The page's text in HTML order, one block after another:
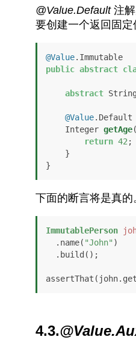
@Value.Default注解
要创建一个返回固
@Value
.Immutable
public abstract
abstract
@Value.Default
    Integer
getAge
return 42 ;
}
下面的断言将是真的
ImmutablePerson
  .name(
"John" )
4.3.